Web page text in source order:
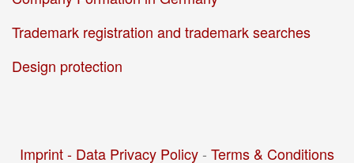
Trademark registration and trademark searches
Design protection
Imprint - Data Privacy Policy - Terms & Conditions